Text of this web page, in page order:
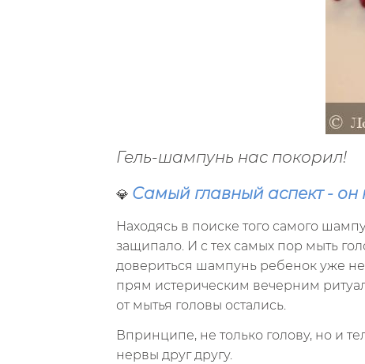
Гель-шампунь нас покорил!
💎 Самый главный аспект - он
Находясь в поиске того самого
защипало. И с тех самых пор мыть
довериться шампунь ребенок уже не
прям истерическим вечерним
от мытья головы остались.
Впринципе, не только голову, но и
нервы друг другу.